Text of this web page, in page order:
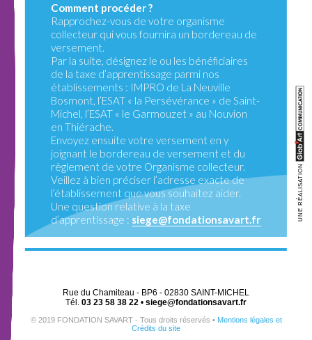
UNE RÉALISATION
Comment procéder ?
Rapprochez-vous de votre organisme
collecteur qui vous fournira un bordereau de
versement.
Par la suite, désignez le ou les bénéficiaires
de la taxe d’apprentissage parmi nos
établissements : IMPRO de La Neuville
Bosmont, l’ESAT « la Persévérance » de Saint-
Michel, l’ESAT « le Garmouzet » au Nouvion
en Thiérache.
Envoyez ensuite votre versement en y
joignant le bordereau de versement et du
règlement de votre Organisme collecteur.
Veillez à bien préciser l’adresse exacte de
l’établissement que vous souhaitez aider.
Une question relative à la taxe
d’apprentissage : siege@fondationsavart.fr
Rue du Chamiteau - BP6 - 02830 SAINT-MICHEL
Tél. 03 23 58 38 22 • siege@fondationsavart.fr
© 2019 FONDATION SAVART - Tous droits réservés • Mentions légales et
Crédits du site